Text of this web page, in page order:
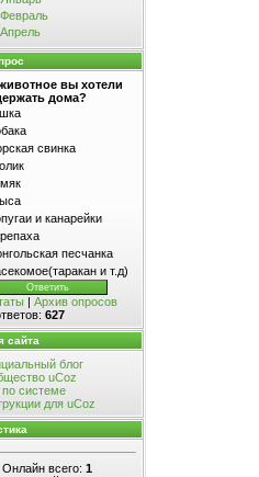
вы хотели
дома?
свинка
и канарейки
песчанка
и т.д)
| Архив опросов
627
сайта
блог
uCoz
по системе
для uCoz
Онлайн всего: 1